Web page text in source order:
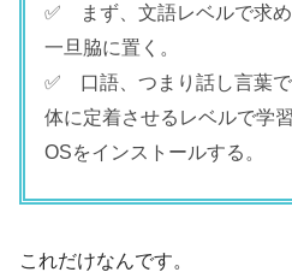
✅ まず、文語レベルで求め
一旦脇に置く。
✅ 口語、つまり話し言葉で
体に定着させるレベルで学
OSをインストールする。
これだけなんです。